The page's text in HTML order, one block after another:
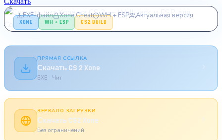
XONE WH + ESP CS2 BUILD
EXE-файл Xone Cheat WH + ESP Актуальная версия
ПРЯМАЯ ССЫЛКА
Скачать CS 2 Xone
EXE · Чит
ЗЕРКАЛО ЗАГРУЗКИ
Скачать CS2 Xone
Без ограничений